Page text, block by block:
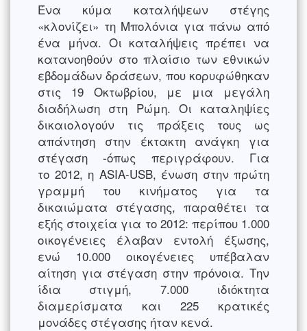
Ένα κύμα καταλήψεων στέγης
«κλονίζει» τη Μπολόνια για πάνω από
ένα μήνα. Οι καταλήψεις πρέπει να
κατανοηθούν στο πλαίσιο των εθνικών
εβδομάδων δράσεων, που κορυφώθηκαν
στις 19 Οκτωβρίου, με μια μεγάλη
διαδήλωση στη Ρώμη. Οι καταληψίες
δικαιολογούν τις πράξεις τους ως
απάντηση στην έκτακτη ανάγκη για
στέγαση -όπως περιγράφουν. Για
το 2012, η ASIA-USB, ένωση στην πρώτη
γραμμή του κινήματος για τα
δικαιώματα στέγασης, παραθέτει τα
εξής στοιχεία για το 2012: περίπου 1.000
οικογένειες έλαβαν εντολή έξωσης,
ενώ 10.000 οικογένειες υπέβαλαν
αίτηση για στέγαση στην πρόνοια. Την
ίδια στιγμή, 7.000 ιδιόκτητα
διαμερίσματα και 225 κρατικές
μονάδες στέγασης ήταν κενά.